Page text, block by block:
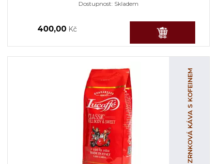
Dostupnost: Skladem
400,00 Kč
ZRNKOVÁ KÁVA S KOFEINEM